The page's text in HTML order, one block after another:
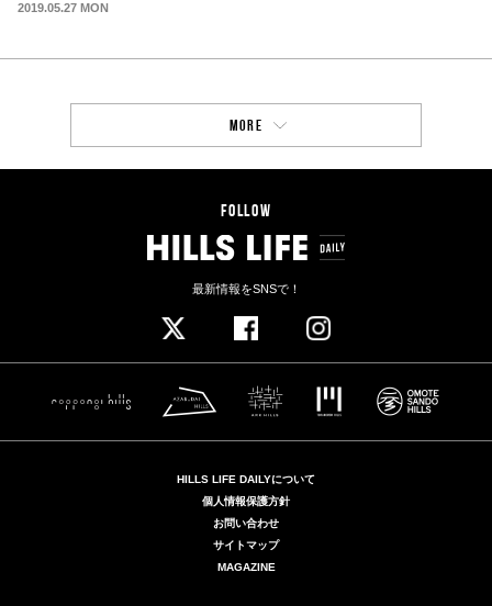
2019.05.27 MON
MORE
FOLLOW
最新情報をSNSで！
HILLS LIFE DAILYについて
個人情報保護方針
お問い合わせ
サイトマップ
MAGAZINE